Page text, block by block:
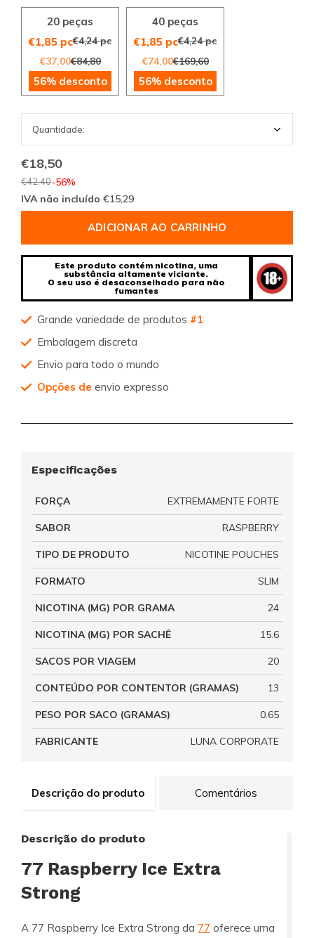
20 peças
€1,85 pc€4,24 pc
€37,00€84,80
56% desconto
40 peças
€1,85 pc€4,24 pc
€74,00€169,60
56% desconto
€18,50
€42,40-56%
IVA não incluído €15,29
ADICIONAR AO CARRINHO
Este produto contém nicotina, uma
substância altamente viciante.
O seu uso é desaconselhado para não
fumantes
Grande variedade de produtos #1
Embalagem discreta
Envio para todo o mundo
Opções de envio expresso
Descrição do produto Comentários
Descrição do produto
77 Raspberry Ice Extra
Strong
A 77 Raspberry Ice Extra Strong da 77 oferece uma
Especificações
FORÇA EXTREMAMENTE FORTE
SABOR RASPBERRY
TIPO DE PRODUTO NICOTINE POUCHES
FORMATO SLIM
NICOTINA (MG) POR GRAMA 24
NICOTINA (MG) POR SACHÊ 15.6
SACOS POR VIAGEM 20
CONTEÚDO POR CONTENTOR (GRAMAS) 13
PESO POR SACO (GRAMAS) 0.65
FABRICANTE LUNA CORPORATE